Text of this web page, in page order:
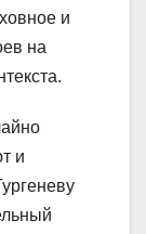
и
на
и